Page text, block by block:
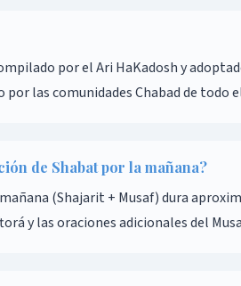
por el Ari HaKadosh y
las comunidades Chabad de todo
de Shabat por la mañana?
(Shajarit + Musaf) dura
y las oraciones adicionales del